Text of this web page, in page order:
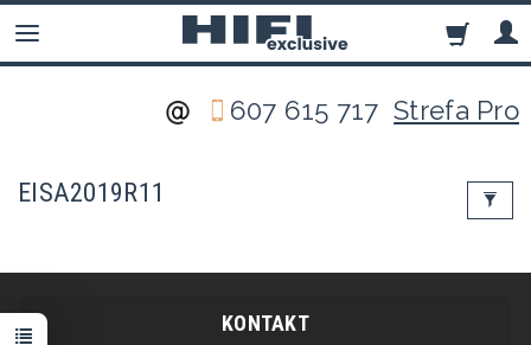
607 615 717Strefa Pro
EISA2019R11
KONTAKT